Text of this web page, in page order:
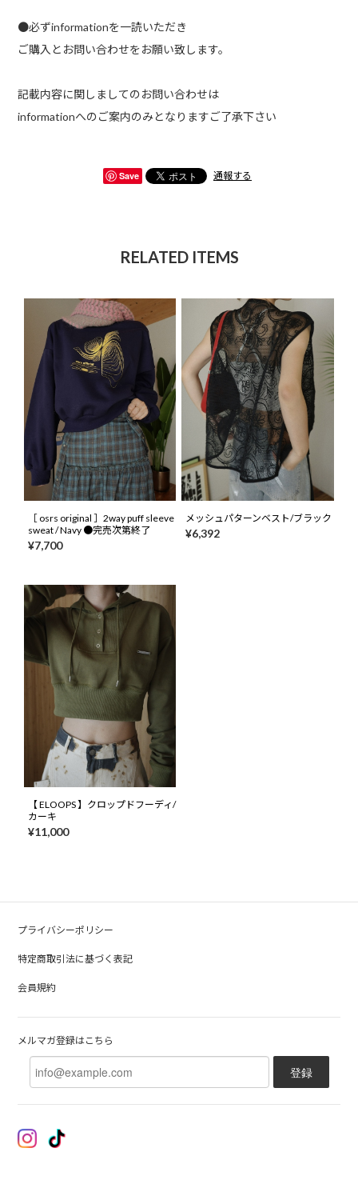
●必ずinformationを一読いただき
ご購入とお問い合わせをお願い致します。
記載内容に関しましてのお問い合わせは
informationへのご案内のみとなりますご了承下さい
Save 通報する
RELATED ITEMS
［ osrs original ］2way puff sleeve
sweat / Navy ●完売次第終了
¥7,700
メッシュパターンベスト/ブラック
¥6,392
【 ELOOPS 】クロップドフーディ/
カーキ
¥11,000
プライバシーポリシー
特定商取引法に基づく表記
会員規約
メルマガ登録はこちら
登録